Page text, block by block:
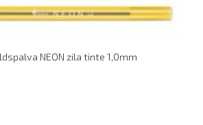
NEON zila tinte 1,0mm